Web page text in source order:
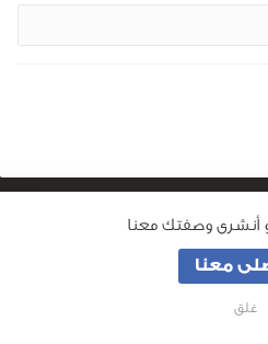
أنشرى وصفتك معنا
معنا
غلق
من نحن
لـوصفة ماما